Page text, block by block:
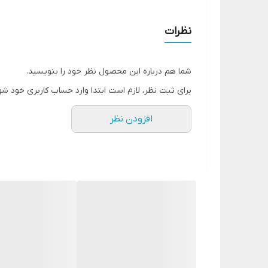
نظرات
شما هم درباره این محصول نظر خود را بنویسید.
برای ثبت نظر، لازم است ابتدا وارد حساب کاربری خود
افزودن نظر